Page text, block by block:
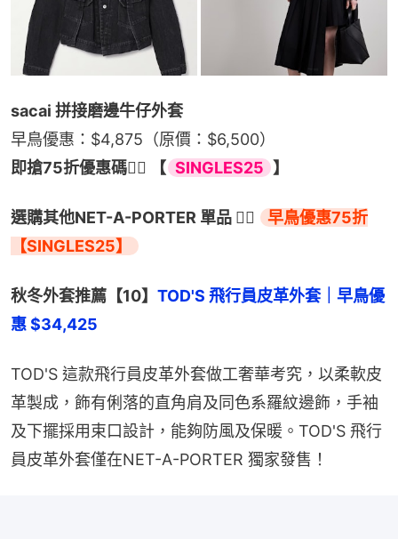
sacai 拼接磨邊牛仔外套
早鳥優惠：$4,875（原價：$6,500）
即搶75折優惠碼👉🏻 【 SINGLES25 】
選購其他NET-A-PORTER 單品 👉🏻
早鳥優惠75折
【SINGLES25】
秋冬外套推薦【10】 TOD'S 飛行員皮革外套｜早鳥優
惠 $34,425
TOD'S 這款飛行員皮革外套做工奢華考究，以柔軟皮
革製成，飾有俐落的直角肩及同色系羅紋邊飾，手袖
及下擺採用束口設計，能夠防風及保暖。TOD'S 飛行
員皮革外套僅在NET-A-PORTER 獨家發售！